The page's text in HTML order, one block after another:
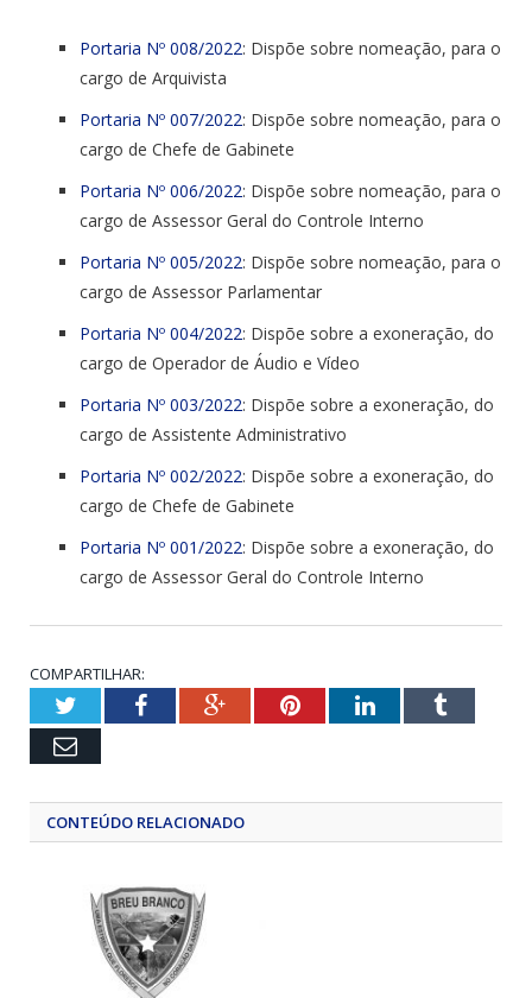
Portaria Nº 008/2022: Dispõe sobre nomeação, para o
cargo de Arquivista
Portaria Nº 007/2022: Dispõe sobre nomeação, para o
cargo de Chefe de Gabinete
Portaria Nº 006/2022: Dispõe sobre nomeação, para o
cargo de Assessor Geral do Controle Interno
Portaria Nº 005/2022: Dispõe sobre nomeação, para o
cargo de Assessor Parlamentar
Portaria Nº 004/2022: Dispõe sobre a exoneração, do
cargo de Operador de Áudio e Vídeo
Portaria Nº 003/2022: Dispõe sobre a exoneração, do
cargo de Assistente Administrativo
Portaria Nº 002/2022: Dispõe sobre a exoneração, do
cargo de Chefe de Gabinete
Portaria Nº 001/2022: Dispõe sobre a exoneração, do
cargo de Assessor Geral do Controle Interno
COMPARTILHAR:
TwitterFacebookGoogle+PinterestLinkedInTumblr
Email
CONTEÚDO RELACIONADO